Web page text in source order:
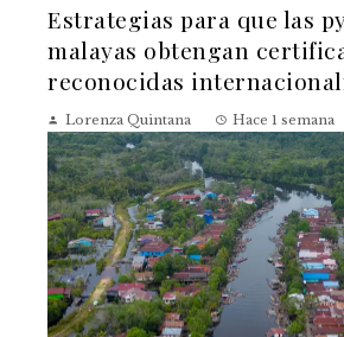
Estrategias para que las
malayas obtengan
reconocidas
Lorenza Quintana Hace 1 semana